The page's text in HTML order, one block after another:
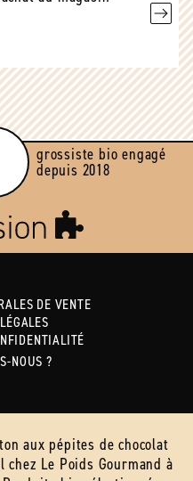
grossiste bio engagé
depuis 2018
DE VENTE
NOUS ?
aux pépites de chocolat
Le Poids Gourmand à